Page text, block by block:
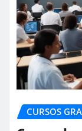
CURSOS